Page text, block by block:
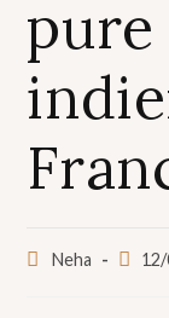
Neha